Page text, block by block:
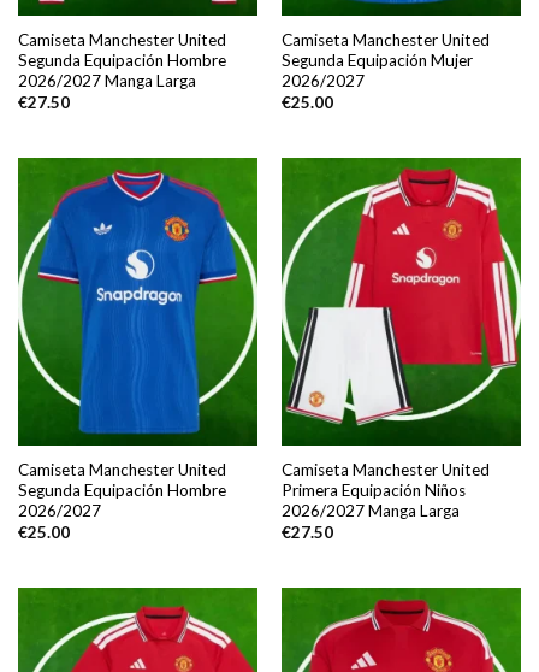
Camiseta Manchester United
Segunda Equipación Hombre
2026/2027 Manga Larga
€27.50
Camiseta Manchester United
Segunda Equipación Mujer
2026/2027
€25.00
Camiseta Manchester United
Segunda Equipación Hombre
2026/2027
€25.00
Camiseta Manchester United
Primera Equipación Niños
2026/2027 Manga Larga
€27.50